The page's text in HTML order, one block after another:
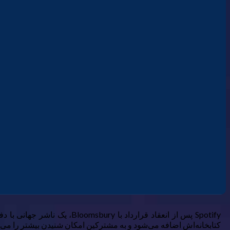
کتابخانه‌اش اضافه می‌شود و به مشترکین امکان شنیدن بیشتر را